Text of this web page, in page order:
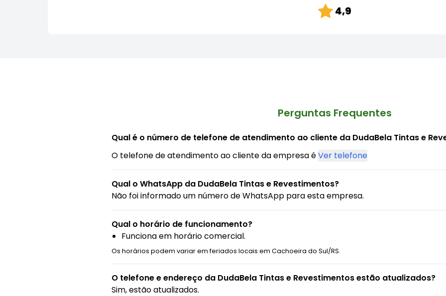
4,9
Perguntas Frequentes
Qual é o número de telefone de atendimento ao cliente da DudaBela Tintas e
O telefone de atendimento ao cliente da empresa éVer telefone
Qual o WhatsApp da DudaBela Tintas e Revestimentos?
Não foi informado um número de WhatsApp para esta empresa.
Qual o horário de funcionamento?
Funciona em horário comercial.
Os horários podem variar em feriados locais em Cachoeira do Sul/RS.
O telefone e endereço da DudaBela Tintas e Revestimentos estão atualizados?
Sim, estão atualizados.